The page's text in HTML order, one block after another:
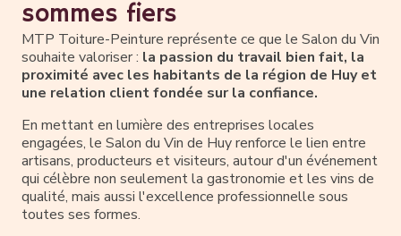
sommes fiers
MTP Toiture-Peinture représente ce que le Salon du Vin
souhaite valoriser : la passion du travail bien fait, la
proximité avec les habitants de la région de Huy et
une relation client fondée sur la confiance.
En mettant en lumière des entreprises locales
engagées, le Salon du Vin de Huy renforce le lien entre
artisans, producteurs et visiteurs, autour d'un événement
qui célèbre non seulement la gastronomie et les vins de
qualité, mais aussi l'excellence professionnelle sous
toutes ses formes.